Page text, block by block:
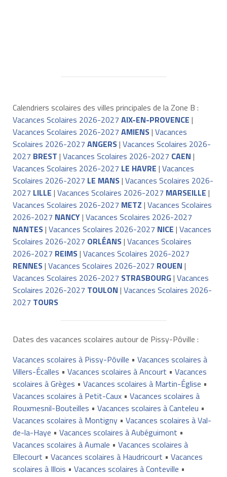
Calendriers scolaires des villes principales de la Zone B :
Vacances Scolaires 2026-2027 AIX-EN-PROVENCE |
Vacances Scolaires 2026-2027 AMIENS| Vacances
Scolaires 2026-2027 ANGERS| Vacances Scolaires 2026-
2027 BREST | Vacances Scolaires 2026-2027 CAEN |
Vacances Scolaires 2026-2027 LE HAVRE | Vacances
Scolaires 2026-2027 LE MANS| Vacances Scolaires 2026-
2027 LILLE | Vacances Scolaires 2026-2027 MARSEILLE |
Vacances Scolaires 2026-2027 METZ | Vacances Scolaires
2026-2027 NANCY| Vacances Scolaires 2026-2027
NANTES| Vacances Scolaires 2026-2027 NICE | Vacances
Scolaires 2026-2027 ORLÉANS| Vacances Scolaires
2026-2027 REIMS| Vacances Scolaires 2026-2027
RENNES| Vacances Scolaires 2026-2027 ROUEN |
Vacances Scolaires 2026-2027 STRASBOURG| Vacances
Scolaires 2026-2027 TOULON | Vacances Scolaires 2026-
2027 TOURS
Dates des vacances scolaires autour de Pissy-Pôville :
Vacances scolaires à Pissy-Pôville • Vacances scolaires à
Villers-Écalles • Vacances scolaires à Ancourt • Vacances
scolaires à Grèges • Vacances scolaires à Martin-Église •
Vacances scolaires à Petit-Caux• Vacances scolaires à
Rouxmesnil-Bouteilles • Vacances scolaires à Canteleu •
Vacances scolaires à Montigny• Vacances scolaires à Val-
de-la-Haye • Vacances scolaires à Aubéguimont •
Vacances scolaires à Aumale • Vacances scolaires à
Ellecourt • Vacances scolaires à Haudricourt • Vacances
scolaires à Illois • Vacances scolaires à Conteville •